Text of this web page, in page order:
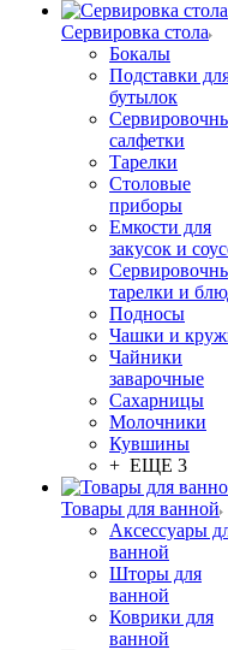
Сервировка стола
Бокалы
Подставки
бутылок
салфетки
Тарелки
Столовые
приборы
Емкости для
закусок и
тарелки и
Подносы
Чашки и
Чайники
заварочные
Сахарницы
Молочники
Кувшины
+ ЕЩЕ 3
Товары для ванной
Аксессуары
ванной
Шторы для
ванной
Коврики для
ванной